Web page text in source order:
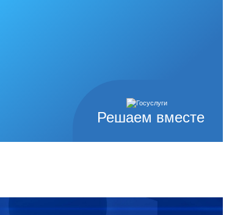
Решаем вместе